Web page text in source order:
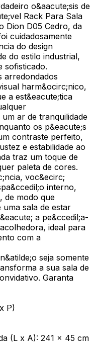
o&aacute;sis de
Rack Para Sala
Dion D05 Cedro, da
cuidadosamente
do design
do estilo industrial,
sofisticado.
arredondados
harm&ocirc;nico,
a est&eacute;tica
ar de tranquilidade
os p&eacute;s
contraste perfeito,
e estabilidade ao
traz um toque de
paleta de cores.
voc&ecirc;
interno,
de modo que
uma sala de estar
a pe&ccedil;a-
ideal para
com a
seja somente
a sua sala de
Garanta
P)
(L x A): 241 x 45 cm